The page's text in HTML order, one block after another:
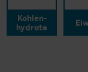
Kohlen-
hydrate